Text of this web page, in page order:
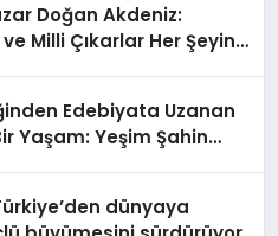
Doğan Akdeniz:
Milli Çıkarlar Her Şeyin
Edebiyata Uzanan
Yaşam: Yeşim Şahin
dünyaya